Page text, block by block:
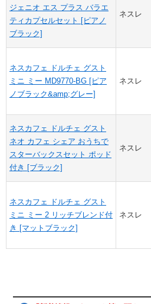
ジェニオ エス プラス バラエ
ティカプセルセット [ピアノ
ブラック]
ネスレ
ネスカフェ ドルチェ グスト
ミニ ミー MD9770-BG [ピア
ノブラック&amp;グレー]
ネスレ
ネスカフェ ドルチェ グスト
ネオ カフェ シェア おうちで
スターバックスセット ポッド
付き [ブラック]
ネスレ
ネスカフェ ドルチェ グスト
ミニ ミー 2 リッチブレンド付
き [マットブラック]
ネスレ